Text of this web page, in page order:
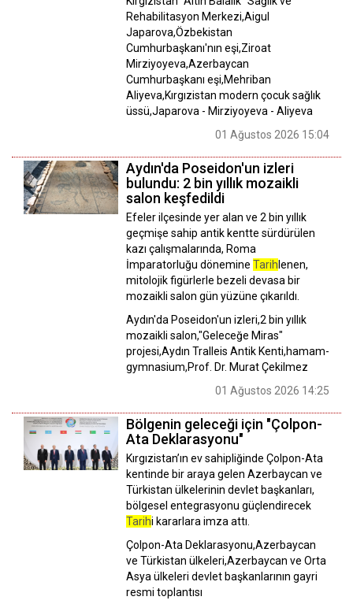
Rehabilitasyon Merkezi,Aigul
Japarova,Özbekistan
Cumhurbaşkanı'nın eşi,Ziroat
Mirziyoyeva,Azerbaycan
Cumhurbaşkanı eşi,Mehriban
Aliyeva,Kırgızistan modern çocuk sağlık
üssü,Japarova - Mirziyoyeva - Aliyeva
01 Ağustos 2026 15:04
Aydın'da Poseidon'un izleri
bulundu: 2 bin yıllık mozaikli
salon keşfedildi
Efeler ilçesinde yer alan ve 2 bin yıllık
geçmişe sahip antik kentte sürdürülen
kazı çalışmalarında, Roma
İmparatorluğu dönemine Tarih lenen,
mitolojik figürlerle bezeli devasa bir
mozaikli salon gün yüzüne çıkarıldı.
Aydın'da Poseidon'un izleri,2 bin yıllık
mozaikli salon,"Geleceğe Miras"
projesi,Aydın Tralleis Antik Kenti,hamam-
gymnasium,Prof. Dr. Murat Çekilmez
01 Ağustos 2026 14:25
Bölgenin geleceği için "Çolpon-
Ata Deklarasyonu"
Kırgızistan’ın ev sahipliğinde Çolpon-Ata
kentinde bir araya gelen Azerbaycan ve
Türkistan ülkelerinin devlet başkanları,
bölgesel entegrasyonu güçlendirecek
Tarihi kararlara imza attı.
Çolpon-Ata Deklarasyonu,Azerbaycan
ve Türkistan ülkeleri,Azerbaycan ve Orta
Asya ülkeleri devlet başkanlarının gayri
resmi toplantısı